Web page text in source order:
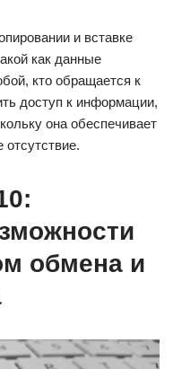
и вставке
как данные
кто обращается к
доступ к информации,
она обеспечивает
обмена и